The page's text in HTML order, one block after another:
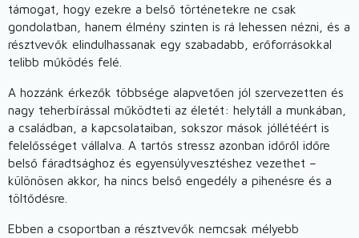
támogat, hogy ezekre a belső történetekre ne csak
gondolatban, hanem élmény szinten is rá lehessen nézni, és a
résztvevők elindulhassanak egy szabadabb, erőforrásokkal
telibb működés felé.
A hozzánk érkezők többsége alapvetően jól szervezetten és
nagy teherbírással működteti az életét: helytáll a munkában,
a családban, a kapcsolataiban, sokszor mások jóllétéért is
felelősséget vállalva. A tartós stressz azonban időről időre
belső fáradtsághoz és egyensúlyvesztéshez vezethet –
különösen akkor, ha nincs belső engedély a pihenésre és a
töltődésre.
Ebben a csoportban a résztvevők nemcsak mélyebb